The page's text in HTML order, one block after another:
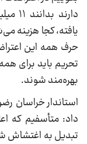
یافته، کجا هزینه
حرف همه این
تحریم باید برای
بهره‌مند شوند.
استاندار خراسان
داد: متأسفیم که